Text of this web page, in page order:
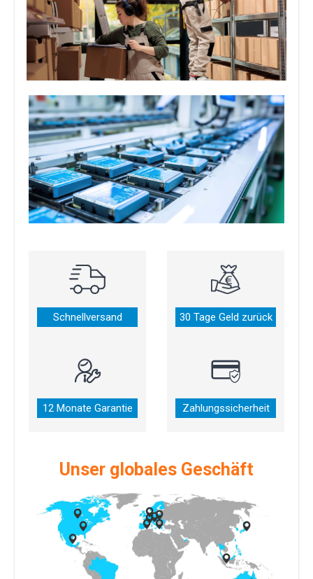
Schnellversand 30 Tage Geld zurück
12 Monate Garantie Zahlungssicherheit
Unser globales Geschäft